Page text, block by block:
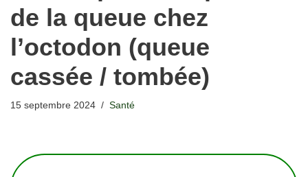
de la queue chez
l’octodon (queue
cassée / tombée)
15 septembre 2024 Santé